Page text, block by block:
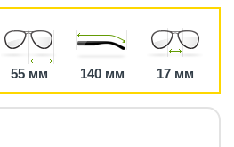
55 мм 140 мм 17 мм